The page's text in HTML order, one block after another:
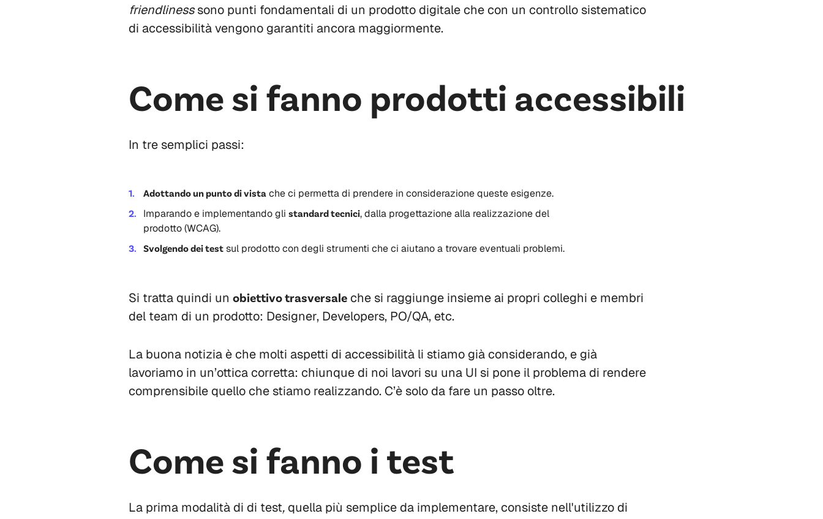
friendlinesssono punti fondamentali di un prodotto digitale che con un controllo sistematico
di accessibilità vengono garantiti ancora maggiormente.
Come si fanno prodotti accessibili
In tre semplici passi:
Adottando un punto di vistache ci permetta di prendere in considerazione queste esigenze.
Imparando e implementando gli standard tecnici, dalla progettazione alla realizzazione del
prodotto (WCAG).
Svolgendo dei testsul prodotto con degli strumenti che ci aiutano a trovare eventuali problemi.
Si tratta quindi un obiettivo trasversaleche si raggiunge insieme ai propri colleghi e membri
del team di un prodotto: Designer, Developers, PO/QA, etc.
La buona notizia è che molti aspetti di accessibilità li stiamo già considerando, e già
lavoriamo in un’ottica corretta: chiunque di noi lavori su una UI si pone il problema di rendere
comprensibile quello che stiamo realizzando. C’è solo da fare un passo oltre.
Come si fanno i test
La prima modalità di di test,quella più semplice da implementare, consiste nell'utilizzo di